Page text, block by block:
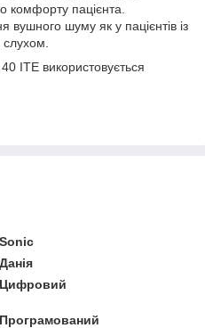
комфорту пацієнта.
вушного шуму як у пацієнтів із
ITE використовується
Sonic
Данія
Цифровий
Програмований